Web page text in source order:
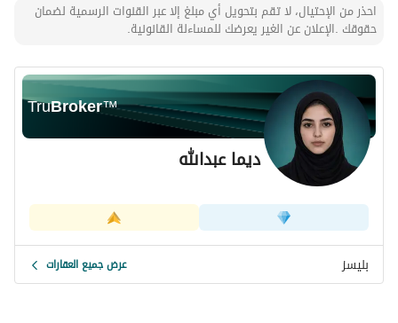
نظام دخول ذكي وتحكم إلكتروني
تشطيبات عالية الجودة
الكهرباء والمياه
إنترنت مجاني
خدمات إضافية:
نظافة وغسيل برسوم رمزية
فريق علاقات مستأجرين متاح دائمًا لخدمتكم
العقار يوفر
مناسبة للمهنيين ورجال الأعمال (سكن شركات).
مميزات الموقع (حي النفل):
قريب من رياض بارك
بالقرب من بوليفارد رياض سيتي
احذر من الإحتيال، لا تقم بتحويل أي مبلغ إلا عبر القنوات الرسمية لضمان
حقوقك .الإعلان عن الغير يعرضك للمساءلة القانونية.
TruBroker™
ديما عبدالله
بليسز عرض جميع العقارات